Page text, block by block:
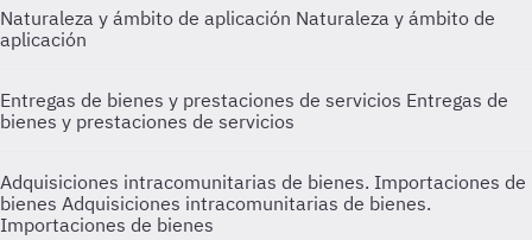
Naturaleza y ámbito de aplicación Naturaleza y ámbito de
aplicación
Entregas de bienes y prestaciones de servicios Entregas de
bienes y prestaciones de servicios
Adquisiciones intracomunitarias de bienes. Importaciones de
bienes Adquisiciones intracomunitarias de bienes.
Importaciones de bienes